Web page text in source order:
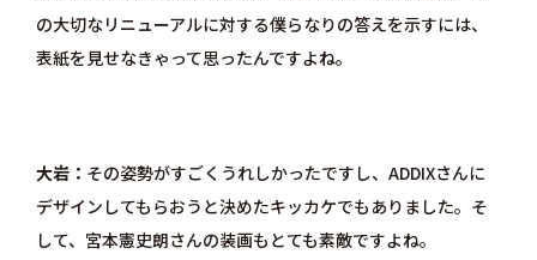
の大切なリニューアルに対する僕らなりの答えを示すには、
表紙を見せなきゃって思ったんですよね。
大岩
その姿勢がすごくうれしかったですし、ADDIXさんに
デザインしてもらおうと決めたキッカケでもありました。そ
して、宮本憲史朗さんの装画もとても素敵ですよね。